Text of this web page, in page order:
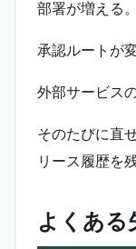
部署が増える。
承認ルートが
外部サービス
そのたびに直
リース履歴を
よくある